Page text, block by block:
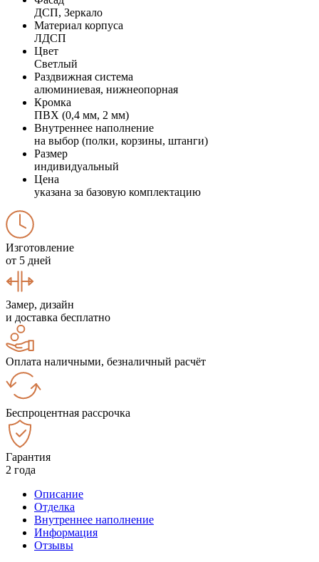
ДСП, Зеркало
Материал корпуса
ЛДСП
Цвет
Светлый
Раздвижная система
алюминиевая, нижнеопорная
Кромка
ПВХ (0,4 мм, 2 мм)
Внутреннее наполнение
на выбор (полки, корзины, штанги)
Размер
индивидуальный
Цена
указана за базовую комплектацию
Изготовление
от 5 дней
Замер, дизайн
и доставка бесплатно
Оплата наличными, безналичный расчёт
Беспроцентная рассрочка
Гарантия
2 года
Описание
Отделка
Внутреннее наполнение
Информация
Отзывы